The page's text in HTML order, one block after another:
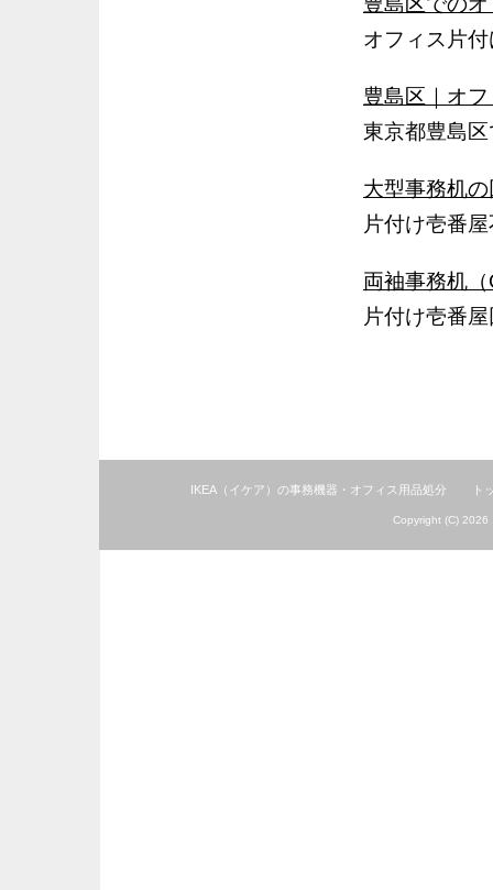
オフィス片
豊島区｜オ
東京都豊島
大型事務机
片付け壱番
両袖事務机
片付け壱番
IKEA（イケア）の事務機器・オフィス用品処分 ト
Copyright (C) 2026